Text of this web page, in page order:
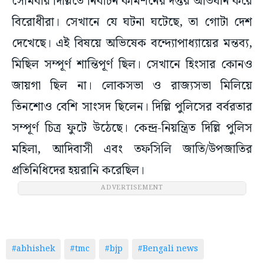
বিরোধীরা। সেখানে যে ঘটনা ঘটেছে, তা গোটা দেশ
দেখেছে। এই বিষয়ে অভিষেক বন্দ্যোপাধ্যায়ের মন্তব্য,
মিছিল সম্পূর্ণ শান্তিপূর্ণ ছিল। সেখানে হিংসার কোনও
জায়গা ছিল না। লোকসভা ও রাজ্যসভা মিলিয়ে
তিনশোও বেশি সাংসদ ছিলেন। দিল্লি পুলিসের বর্বরতার
সম্পূর্ণ চিত্র ফুটে উঠেছে। কেন্দ্র-নিয়ন্ত্রিত দিল্লি পুলিস
মহিলা, আদিবাসী এবং তফসিলি জাতি/উপজাতির
প্রতিনিধিদের হয়রানি করেছিল।
ADVERTISEMENT
#abhishek #tmc #bjp
#Bengali news